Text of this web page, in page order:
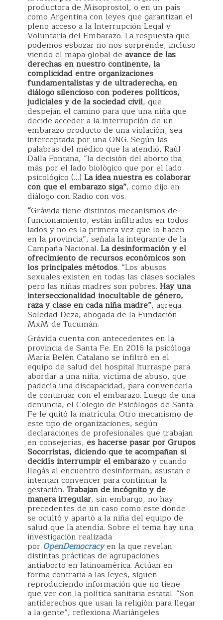
productora de Misoprostol, o en un país
como Argentina con leyes que garantizan el
pleno acceso a la Interrupción Legal y
Voluntaria del Embarazo. La respuesta que
podemos esbozar no nos sorprende, incluso
viendo el mapa global de avance de las
derechas en nuestro continente, la
complicidad entre organizaciones
fundamentalistas y de ultraderecha, en
diálogo silencioso con poderes políticos,
judiciales y de la sociedad civil, que
despejan el camino para que una niña que
decide acceder a la interrupción de un
embarazo producto de una violación, sea
interceptada por una ONG. Según las
palabras del médico que la atendió, Raúl
Dalla Fontana, “la decisión del aborto iba
más por el lado biológico que por el lado
psicológico (…) La idea nuestra es colaborar
con que el embarazo siga”, como dijo en
diálogo con Radio con vos.
“Grávida tiene distintos mecanismos de
funcionamiento, están infiltrados en todos
lados y no es la primera vez que lo hacen
en la provincia”, señala la integrante de la
Campaña Nacional. La desinformación y el
ofrecimiento de recursos económicos son
los principales métodos. “Los abusos
sexuales existen en todas las clases sociales
pero las niñas madres son pobres. Hay una
interseccionalidad inocultable de género,
raza y clase en cada niña madre”, agrega
Soledad Deza, abogada de la Fundación
MxM de Tucumán.
Grávida cuenta con antecedentes en la
provincia de Santa Fe. En 2016 la psicóloga
María Belén Catalano se infiltró en el
equipo de salud del hospital Iturraspe para
abordar a una niña, víctima de abuso, que
padecía una discapacidad, para convencerla
de continuar con el embarazo. Luego de una
denuncia, el Colegio de Psicólogos de Santa
Fe le quitó la matrícula. Otro mecanismo de
este tipo de organizaciones, según
declaraciones de profesionales que trabajan
en consejerías, es hacerse pasar por Grupos
Socorristas, diciendo que te acompañan si
decidís interrumpir el embarazoy cuando
llegás al encuentro desinforman, asustan e
intentan convencer para continuar la
gestación. Trabajan de incógnito y de
manera irregular, sin embargo, no hay
precedentes de un caso como este donde
se ocultó y apartó a la niña del equipo de
salud que la atendía. Sobre el tema hay una
investigación realizada
por OpenDemocracyen la que revelan
distintas prácticas de agrupaciones
antiaborto en latinoamérica. Actúan en
forma contraria a las leyes, siguen
reproduciendo información que no tiene
que ver con la política sanitaria estatal. “Son
antiderechos que usan la religión para llegar
a la gente”, reflexiona Mariángeles.